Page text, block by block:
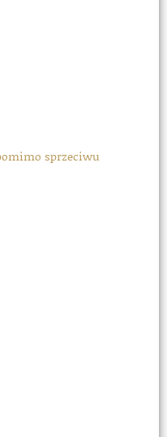
sprzeciwu